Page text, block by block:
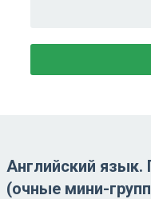
Английский
(очные мини-